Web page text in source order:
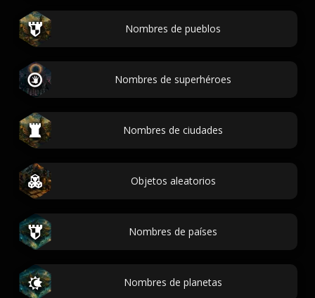
Nombres de pueblos
Nombres de superhéroes
Nombres de ciudades
Objetos aleatorios
Nombres de países
Nombres de planetas